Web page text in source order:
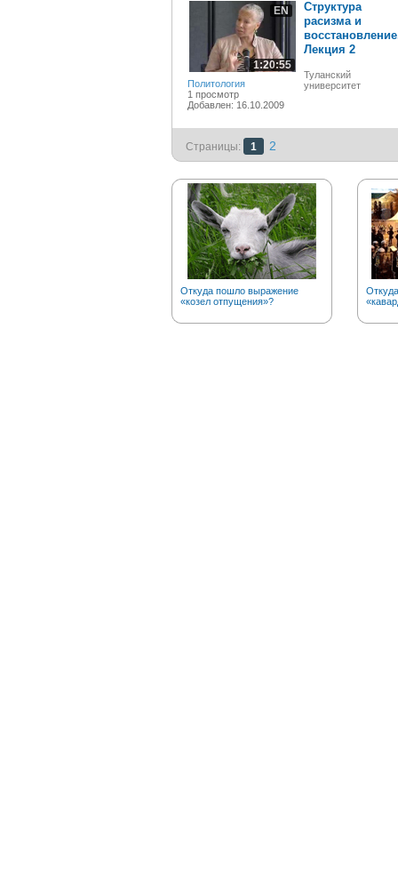
EN
1:20:55
Политология
1 просмотр
Добавлен: 16.10.2009
Структура
расизма и
Лекция 2
Туланский
университет
Страницы: 1 2
Откуда пошло выражение
«козел отпущения»?